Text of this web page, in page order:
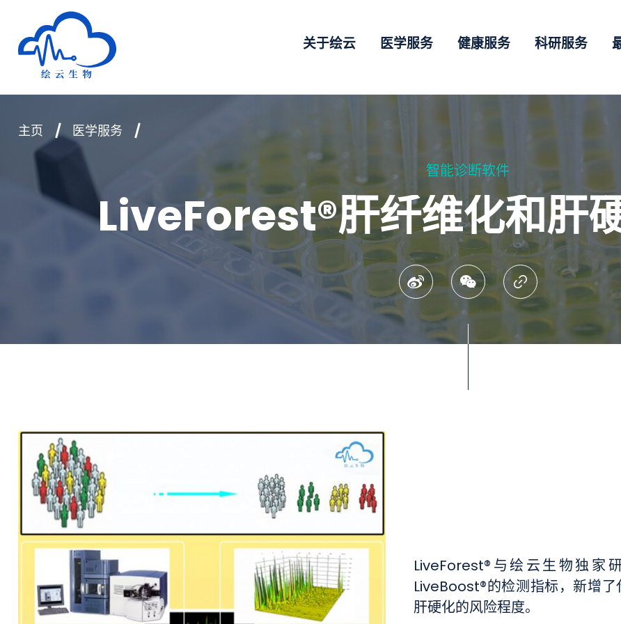
深圳市绘云生物科技有限公司
关于绘云 医学服务 健康服务 科研服务
智能诊断软件
LiveForest®肝纤维化和肝
微讯 复制连结
主页 医学服务
LiveForest®与绘云生物独家
LiveBoost®的检测指标，新增
肝硬化的风险程度。